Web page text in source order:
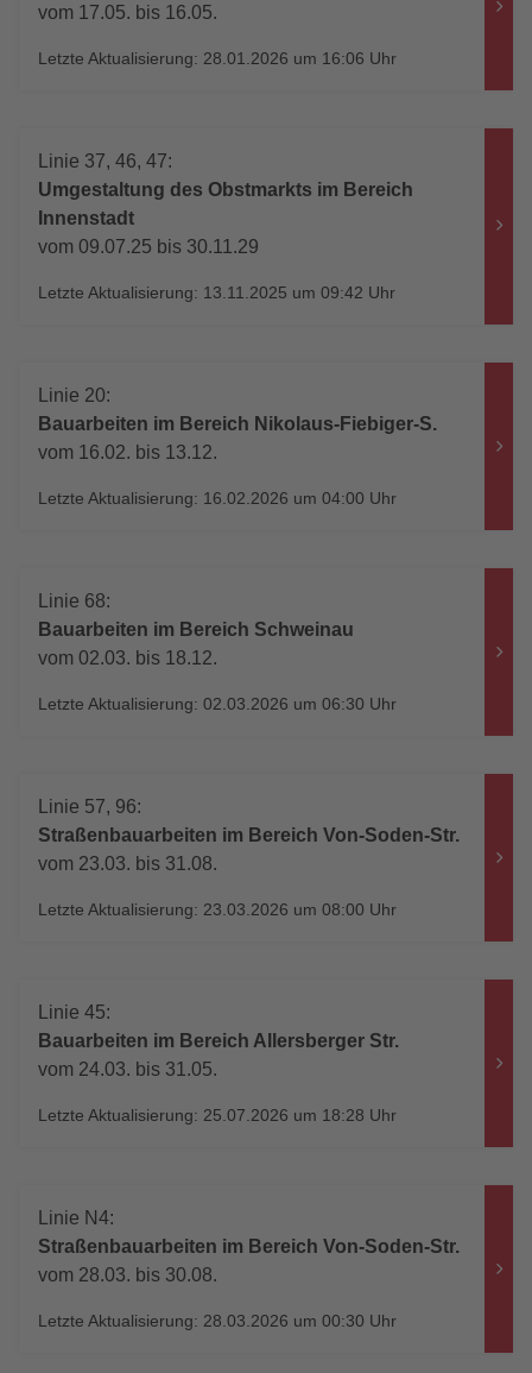
vom 17.05. bis 16.05.
Letzte Aktualisierung: 28.01.2026 um 16:06 Uhr
Linie 37, 46, 47:
Umgestaltung des Obstmarkts im Bereich
Innenstadt
vom 09.07.25 bis 30.11.29
Letzte Aktualisierung: 13.11.2025 um 09:42 Uhr
Linie 20:
Bauarbeiten im Bereich Nikolaus-Fiebiger-S.
vom 16.02. bis 13.12.
Letzte Aktualisierung: 16.02.2026 um 04:00 Uhr
Linie 68:
Bauarbeiten im Bereich Schweinau
vom 02.03. bis 18.12.
Letzte Aktualisierung: 02.03.2026 um 06:30 Uhr
Linie 57, 96:
Straßenbauarbeiten im Bereich Von-Soden-Str.
vom 23.03. bis 31.08.
Letzte Aktualisierung: 23.03.2026 um 08:00 Uhr
Linie 45:
Bauarbeiten im Bereich Allersberger Str.
vom 24.03. bis 31.05.
Letzte Aktualisierung: 25.07.2026 um 18:28 Uhr
Linie N4:
Straßenbauarbeiten im Bereich Von-Soden-Str.
vom 28.03. bis 30.08.
Letzte Aktualisierung: 28.03.2026 um 00:30 Uhr